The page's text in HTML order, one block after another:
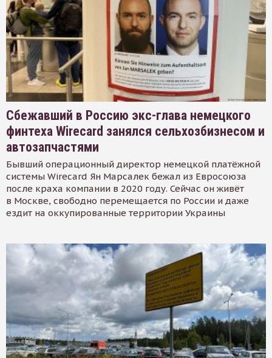
Сбежавший в Россию экс-глава немецкого
финтеха Wirecard занялся сельхозбизнесом и
автозапчастями
Бывший операционный директор немецкой платёжной
системы Wirecard Ян Марсалек бежал из Евросоюза
после краха компании в 2020 году. Сейчас он живёт
в Москве, свободно перемещается по России и даже
ездит на оккупированные территории Украины